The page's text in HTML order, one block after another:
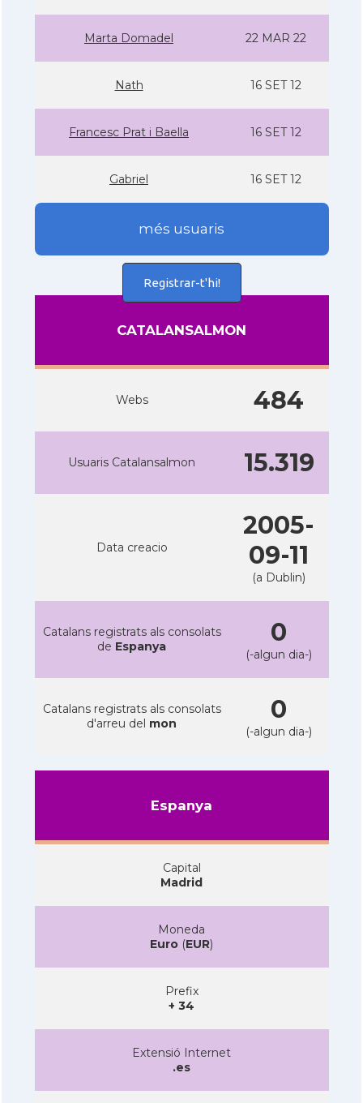
Marta Domadel 22 MAR 22
Nath 16 SET 12
Francesc Prat i Baella 16 SET 12
Gabriel 16 SET 12
més usuaris
Registrar-t'hi!
CATALANSALMON
Webs 484
Usuaris Catalansalmon 15.319
Data creacio
2005-
09-11
(a Dublin)
Catalans registrats als consolats
de Espanya 0
(-algun dia-)
Catalans registrats als consolats
d'arreu del mon 0
(-algun dia-)
Espanya
Capital
Madrid
Moneda
Euro (EUR)
Prefix
+ 34
Extensió Internet
.es